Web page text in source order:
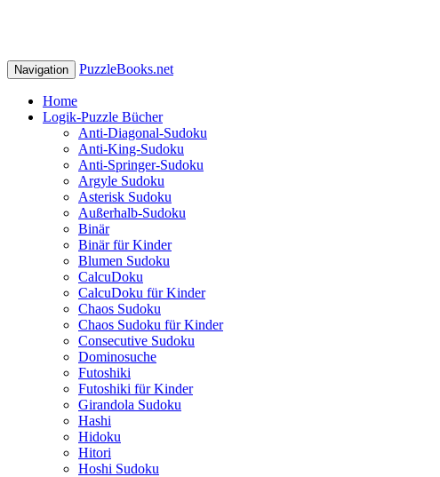
Navigation PuzzleBooks.net
Home
Logik-Puzzle Bücher
Anti-Diagonal-Sudoku
Anti-King-Sudoku
Anti-Springer-Sudoku
Argyle Sudoku
Asterisk Sudoku
Außerhalb-Sudoku
Binär
Binär für Kinder
Blumen Sudoku
CalcuDoku
CalcuDoku für Kinder
Chaos Sudoku
Chaos Sudoku für Kinder
Consecutive Sudoku
Dominosuche
Futoshiki
Futoshiki für Kinder
Girandola Sudoku
Hashi
Hidoku
Hitori
Hoshi Sudoku